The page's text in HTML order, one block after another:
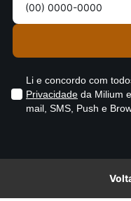
Li e concordo com
Privacidade da Milium
mail, SMS, Push e